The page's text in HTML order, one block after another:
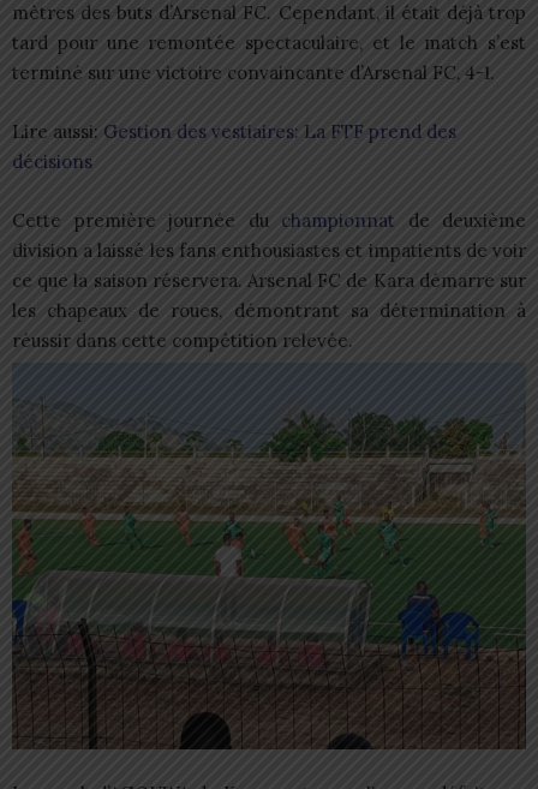
mètres des buts d’Arsenal FC. Cependant, il était déjà trop
tard pour une remontée spectaculaire, et le match s’est
terminé sur une victoire convaincante d’Arsenal FC, 4-1.
Lire aussi: Gestion des vestiaires: La FTF prend des
décisions
Cette première journée du championnat de deuxième
division a laissé les fans enthousiastes et impatients de voir
ce que la saison réservera. Arsenal FC de Kara démarre sur
les chapeaux de roues, démontrant sa détermination à
réussir dans cette compétition relevée.